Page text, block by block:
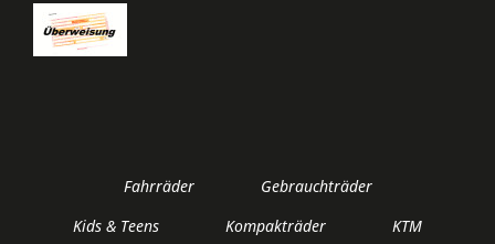
Fahrräder
Gebrauchträder
Kids & Teens
Kompakträder
KTM